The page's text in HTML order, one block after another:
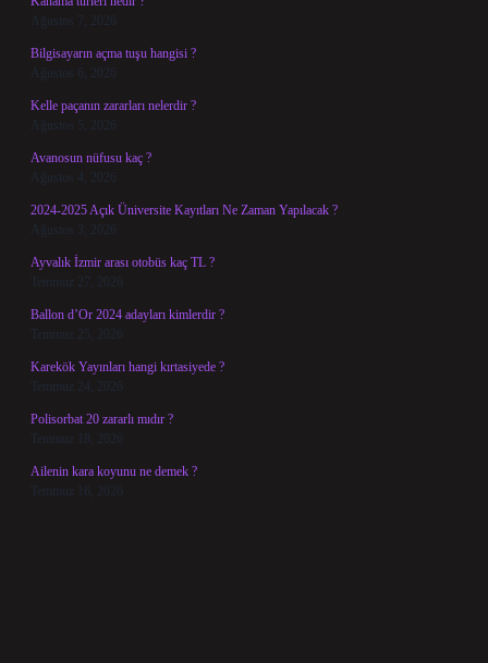
Ağustos 7, 2026
Bilgisayarın açma tuşu hangisi ?
Ağustos 6, 2026
Kelle paçanın zararları nelerdir ?
Ağustos 5, 2026
Avanosun nüfusu kaç ?
Ağustos 4, 2026
2024-2025 Açık Üniversite Kayıtları Ne Zaman Yapılacak ?
Ağustos 3, 2026
Ayvalık İzmir arası otobüs kaç TL ?
Temmuz 27, 2026
Ballon d’Or 2024 adayları kimlerdir ?
Temmuz 25, 2026
Karekök Yayınları hangi kırtasiyede ?
Temmuz 24, 2026
Polisorbat 20 zararlı mıdır ?
Temmuz 18, 2026
Ailenin kara koyunu ne demek ?
Temmuz 16, 2026